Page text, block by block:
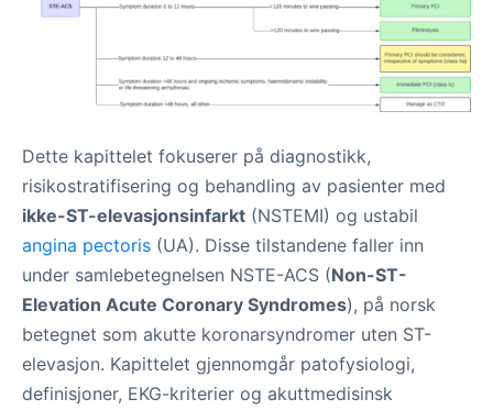
Dette kapittelet fokuserer på diagnostikk,
risikostratifisering og behandling av pasienter med
ikke-ST-elevasjonsinfarkt (NSTEMI) og ustabil
angina pectoris (UA). Disse tilstandene faller inn
under samlebetegnelsen NSTE-ACS (Non-ST-
Elevation Acute Coronary Syndromes), på norsk
betegnet som akutte koronarsyndromer uten ST-
elevasjon. Kapittelet gjennomgår patofysiologi,
definisjoner, EKG-kriterier og akuttmedisinsk